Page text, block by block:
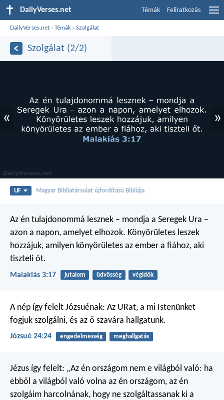
DailyVerses.net Témák Feliratkozás
DailyVerses.net ›Témák ›Szolgálat
Szolgálat (2/2)
« »
UF Magyar Bibliatársulat újfordítású Bibliája
Az én tulajdonommá lesznek – mondja a Seregek Ura –
azon a napon, amelyet elhozok. Könyörületes leszek
hozzájuk, amilyen könyörületes az ember a fiához, aki
tiszteli őt.
Malakiás 3:17 jutalom üdvösség végidők
A nép így felelt Józsuénak: Az URat, a mi Istenünket
fogjuk szolgálni, és az ő szavára hallgatunk.
Józsué 24:24 engedelmesség meghallgatás
Jézus így felelt: „Az én országom nem e világból való: ha
ebből a világból való volna az én országom, az én
szolgáim harcolnának, hogy ne szolgáltassanak ki a